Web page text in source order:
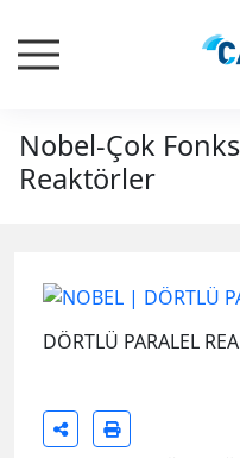
Nobel-Çok
Reaktörler
DÖRTLÜ PARALEL